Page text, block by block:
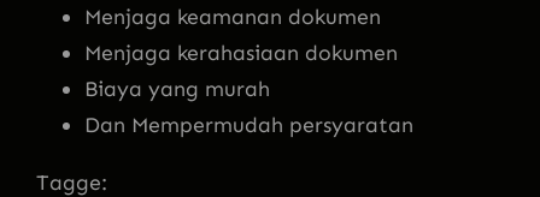
Menjaga keamanan dokumen
Menjaga kerahasiaan dokumen
Biaya yang murah
Dan Mempermudah persyaratan
Tagge: